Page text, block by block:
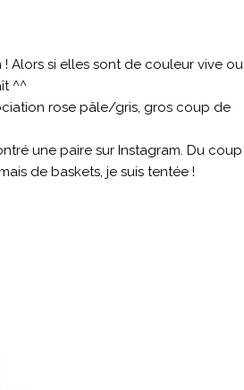
! Alors si elles sont de couleur vive ou
^^
rose pâle/gris, gros coup de
une paire sur Instagram. Du coup
de baskets, je suis tentée !